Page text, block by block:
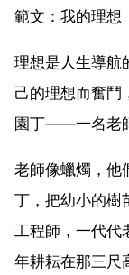
範文：我的理想
理想是人生導航
己的理想而奮鬥
園丁——一名老
老師像蠟燭，他
丁，把幼小的樹
工程師，一代代
年耕耘在那三尺